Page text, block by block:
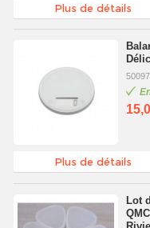
Plus de détails
Plus de détails
Lot